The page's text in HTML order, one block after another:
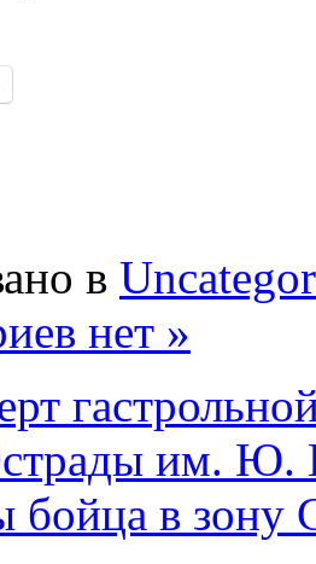
в
нет »
им. Ю.
бойца в